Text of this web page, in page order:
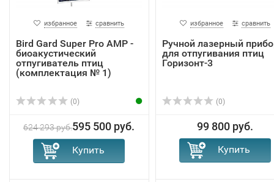
избранное сравнить
Bird Gard Super Pro AMP -
биоакустический
отпугиватель птиц
(комплектация № 1)
(0)
624 293 руб.595 500 руб.
избранное сравнить
Ручной лазерный
для отпугивания птиц
Горизонт-3
(0)
99 800 руб.